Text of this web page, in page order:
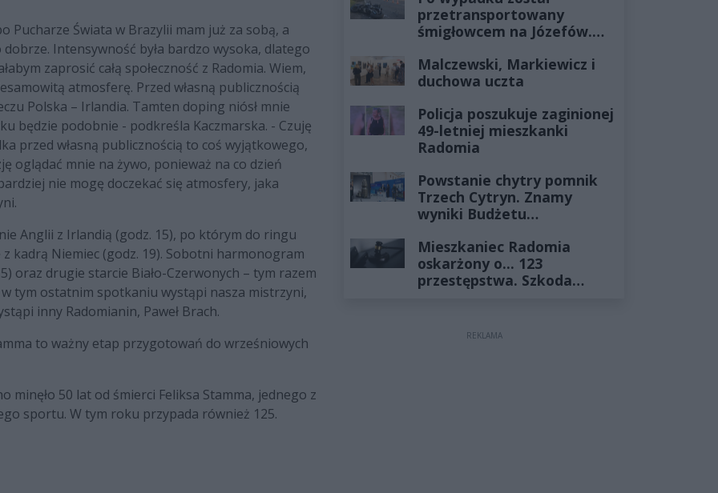
Pucharze Świata w Brazylii mam już za sobą, a
Intensywność była bardzo wysoka, dlatego
zaprosić całą społeczność z Radomia. Wiem,
atmosferę. Przed własną publicznością
Polska – Irlandia. Tamten doping niósł mnie
będzie podobnie - podkreśla Kaczmarska. - Czuję
przed własną publicznością to coś wyjątkowego,
oglądać mnie na żywo, ponieważ na co dzień
nie mogę doczekać się atmosfery, jaka
Anglii z Irlandią (godz. 15), po którym do ringu
kadrą Niemiec (godz. 19). Sobotni harmonogram
oraz drugie starcie Biało-Czerwonych – tym razem
tym ostatnim spotkaniu wystąpi nasza mistrzyni,
inny Radomianin, Paweł Brach.
to ważny etap przygotowań do wrześniowych
minęło 50 lat od śmierci Feliksa Stamma, jednego z
sportu. W tym roku przypada również 125.
przetransportowany
śmigłowcem na Józefów.
żyłach
Malczewski, Markiewicz i
duchowa uczta
Policja poszukuje zaginionej
49-letniej mieszkanki
Radomia
Powstanie chytry pomnik
Trzech Cytryn. Znamy
wyniki Budżetu
Mieszkaniec Radomia
oskarżony o... 123
przestępstwa. Szkoda
REKLAMA